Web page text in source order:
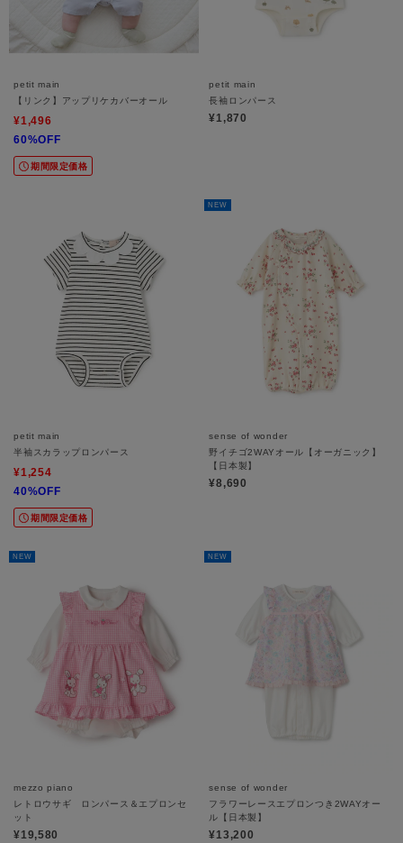
petit main
【リンク】アップリケカバーオール
¥1,496
60%OFF
期間限定価格
petit main
長袖ロンパース
¥1,870
petit main
半袖スカラップロンパース
¥1,254
40%OFF
期間限定価格
NEW
sense of wonder
野イチゴ2WAYオール【オーガニック】
【日本製】
¥8,690
NEW
mezzo piano
レトロウサギ ロンパース＆エプロンセ
ット
¥19,580
NEW
sense of wonder
フラワーレースエプロンつき2WAYオー
ル【日本製】
¥13,200